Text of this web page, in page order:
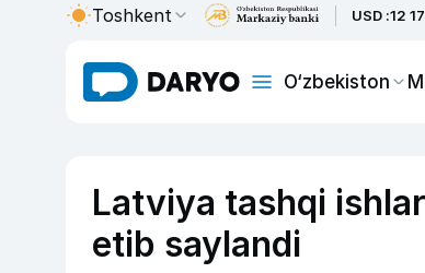
Toshkent USD :12
O‘zbekiston
Latviya tashqi
etib saylandi